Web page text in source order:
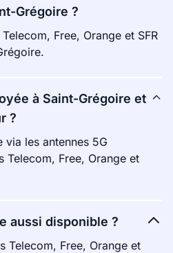
Grégoire ?
Free, Orange et SFR
à Saint-Grégoire et
?
via les antennes 5G
Telecom, Free, Orange et
aussi disponible ?
Telecom, Free, Orange et